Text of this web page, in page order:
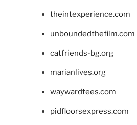
theintexperience.com
unboundedthefilm.com
catfriends-bg.org
marianlives.org
waywardtees.com
pidfloorsexpress.com